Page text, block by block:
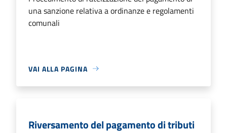
una sanzione relativa a ordinanze e regolamenti
comunali
VAI ALLA PAGINA
Riversamento del pagamento di tributi